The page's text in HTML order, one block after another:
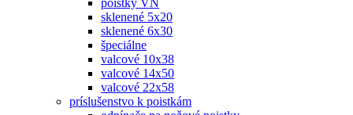
poistky VN
sklenené 5x20
sklenené 6x30
špeciálne
valcové 10x38
valcové 14x50
valcové 22x58
príslušenstvo k poistkám